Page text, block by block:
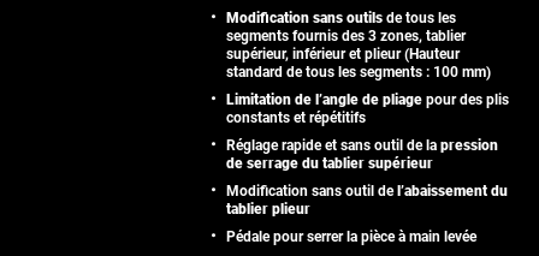
Modification sans outils de tous les
segments fournis des 3 zones, tablier
supérieur, inférieur et plieur (Hauteur
standard de tous les segments : 100 mm)
Limitation de l’angle de pliage pour des plis
constants et répétitifs
Réglage rapide et sans outil de la pression
de serrage du tablier supérieur
Modification sans outil del’abaissement du
tablier plieur
Pédale pour serrer la pièce à main levée